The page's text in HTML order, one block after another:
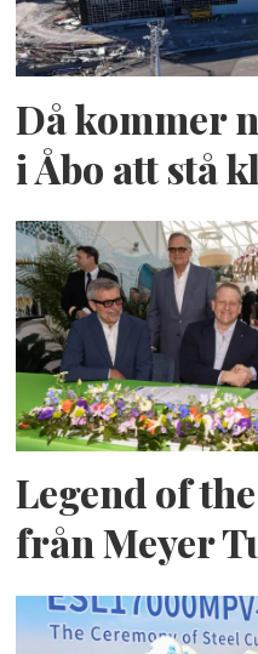
Då kommer
i Åbo att stå
Legend of
från Meyer